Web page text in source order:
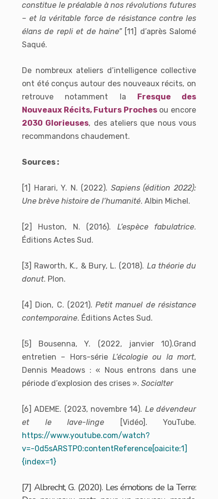
constitue le préalable à nos révolutions futures
– et la véritable force de résistance contre les
élans de repli et de haine” [11] d’après Salomé
Saqué.
De nombreux ateliers d’intelligence collective
ont été conçus autour des nouveaux récits, on
retrouve notamment la
Fresque des
Nouveaux Récits, Futurs Proches ou encore
2030 Glorieuses, des ateliers que nous vous
recommandons chaudement.
Sources :
[1] Harari, Y. N. (2022). Sapiens (édition 2022):
Une brève histoire de l’humanité. Albin Michel.
[2] Huston, N. (2016). L’espèce fabulatrice.
Éditions Actes Sud.
[3] Raworth, K., & Bury, L. (2018). La théorie du
donut. Plon.
[4] Dion, C. (2021).Petit manuel de résistance
contemporaine. Éditions Actes Sud.
[5] Bousenna, Y. (2022, janvier 10).Grand
entretien – Hors-série L’écologie ou la mort,
Dennis Meadows : « Nous entrons dans une
période d’explosion des crises ». Socialter
[6] ADEME. (2023, novembre 14). Le dévendeur
et le lave-linge [Vidéo]. YouTube.
https://www.youtube.com/watch?
v=-0d5sARSTP0:contentReference[oaicite:1]
{index=1}
[7] Albrecht, G. (2020). Les émotions de la Terre: